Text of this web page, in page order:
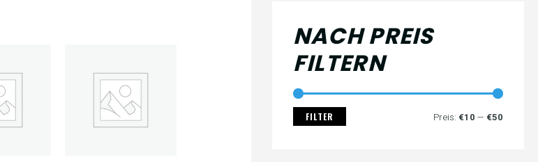
NACH PREIS
FILTERN
FILTER Preis: €10 — €50